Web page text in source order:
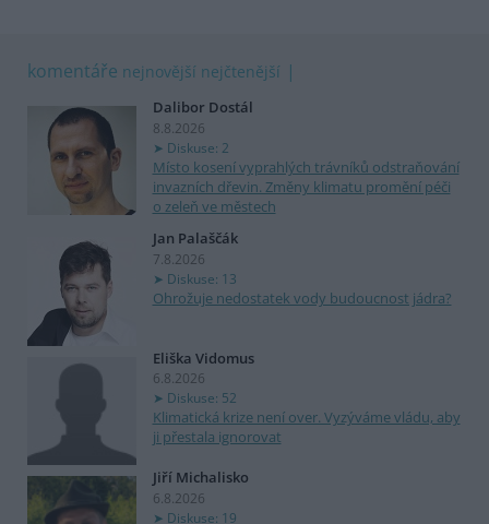
komentáře nejnovější nejčtenější
Dalibor Dostál
8.8.2026
Diskuse: 2
Místo kosení vyprahlých trávníků odstraňování
invazních dřevin. Změny klimatu promění péči
o zeleň ve městech
Jan Palaščák
7.8.2026
Diskuse: 13
Ohrožuje nedostatek vody budoucnost jádra?
Eliška Vidomus
6.8.2026
Diskuse: 52
Klimatická krize není over. Vyzýváme vládu, aby
ji přestala ignorovat
Jiří Michalisko
6.8.2026
Diskuse: 19